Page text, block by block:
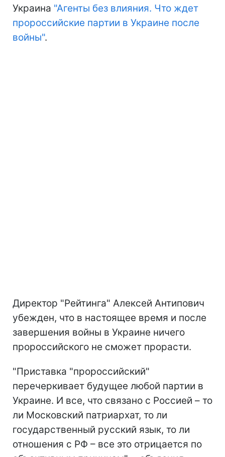
Украина "Агенты без влияния. Что ждет
пророссийские партии в Украине после
войны".
Директор "Рейтинга" Алексей Антипович
убежден, что в настоящее время и после
завершения войны в Украине ничего
пророссийского не сможет прорасти.
"Приставка "пророссийский"
перечеркивает будущее любой партии в
Украине. И все, что связано с Россией – то
ли Московский патриархат, то ли
государственный русский язык, то ли
отношения с РФ – все это отрицается по